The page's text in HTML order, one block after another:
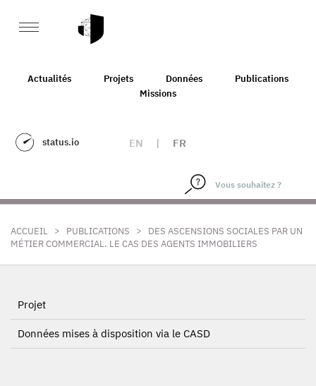
Actualités Projets Données
Publications
Missions
status.io EN | FR
ACCUEIL > PUBLICATIONS >
DES ASCENSIONS SOCIALES PAR UN
MÉTIER COMMERCIAL. LE CAS DES AGENTS IMMOBILIERS
Projet
Données mises à disposition via le CASD